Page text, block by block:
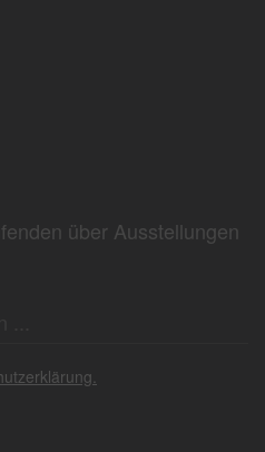
über Ausstellungen